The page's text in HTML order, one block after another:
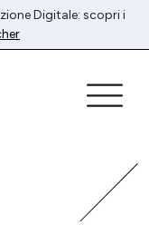
Digitale: scopri i